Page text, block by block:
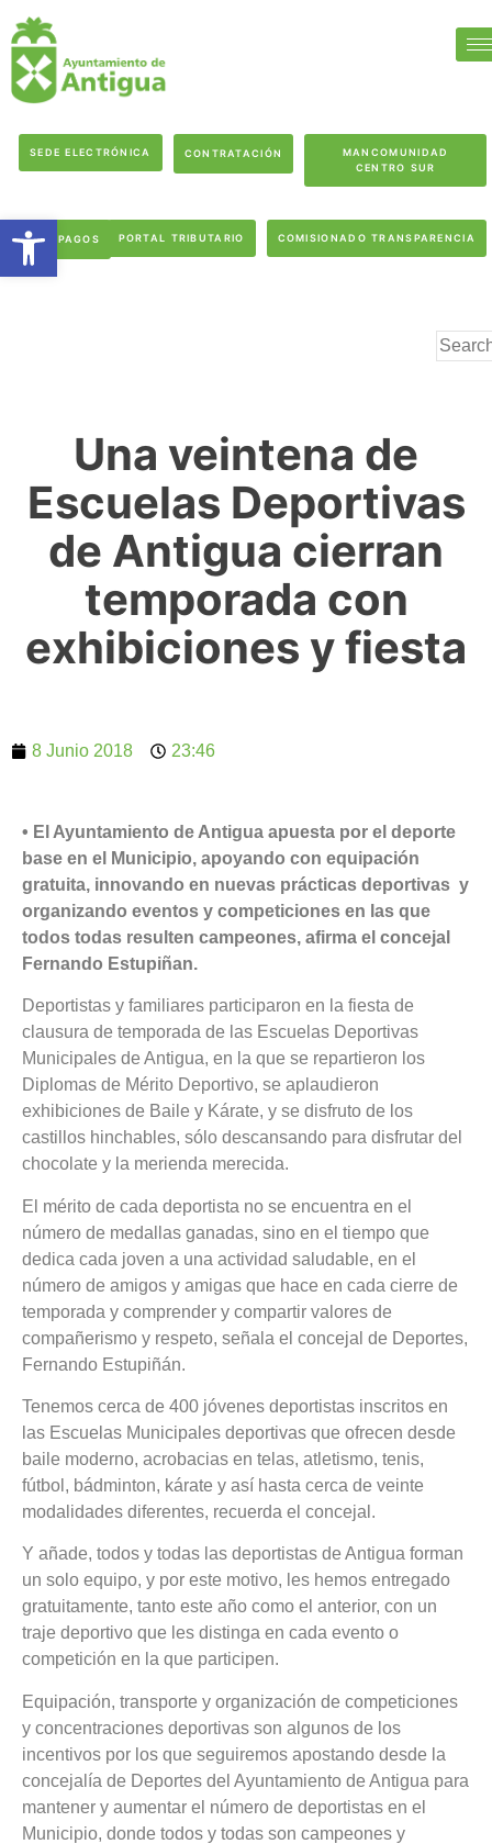
SEDE ELECTRÓNICA CONTRATACIÓN
MANCOMUNIDAD
CENTRO SUR
PAGOS PORTAL TRIBUTARIO COMISIONADO TRANSPARENCIA
Una veintena de
Escuelas Deportivas
de Antigua cierran
temporada con
exhibiciones y fiesta
8 Junio 2018 23:46
• El Ayuntamiento de Antigua apuesta por el deporte
base en el Municipio, apoyando con equipación
gratuita, innovando en nuevas prácticas deportivas y
organizando eventos y competiciones en las que
todos todas resulten campeones, afirma el concejal
Fernando Estupiñan.
Deportistas y familiares participaron en la fiesta de
clausura de temporada de las Escuelas Deportivas
Municipales de Antigua, en la que se repartieron los
Diplomas de Mérito Deportivo, se aplaudieron
exhibiciones de Baile y Kárate, y se disfruto de los
castillos hinchables, sólo descansando para disfrutar del
chocolate y la merienda merecida.
El mérito de cada deportista no se encuentra en el
número de medallas ganadas, sino en el tiempo que
dedica cada joven a una actividad saludable, en el
número de amigos y amigas que hace en cada cierre de
temporada y comprender y compartir valores de
compañerismo y respeto, señala el concejal de Deportes,
Fernando Estupiñán.
Tenemos cerca de 400 jóvenes deportistas inscritos en
las Escuelas Municipales deportivas que ofrecen desde
baile moderno, acrobacias en telas, atletismo, tenis,
fútbol, bádminton, kárate y así hasta cerca de veinte
modalidades diferentes, recuerda el concejal.
Y añade, todos y todas las deportistas de Antigua forman
un solo equipo, y por este motivo, les hemos entregado
gratuitamente, tanto este año como el anterior, con un
traje deportivo que les distinga en cada evento o
competición en la que participen.
Equipación, transporte y organización de competiciones
y concentraciones deportivas son algunos de los
incentivos por los que seguiremos apostando desde la
concejalía de Deportes del Ayuntamiento de Antigua para
mantener y aumentar el número de deportistas en el
Municipio, donde todos y todas son campeones y
Abrir barra de herramientas